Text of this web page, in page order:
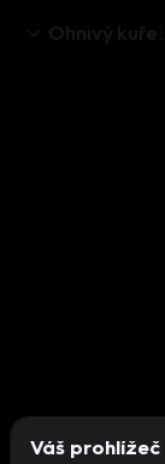
Ohnivý kuře
Váš